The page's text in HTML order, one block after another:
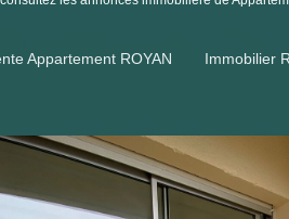
Appartement ROYAN Immobilier